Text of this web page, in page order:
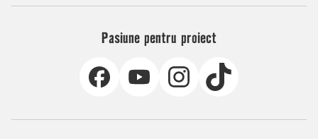
Pasiune pentru proiect